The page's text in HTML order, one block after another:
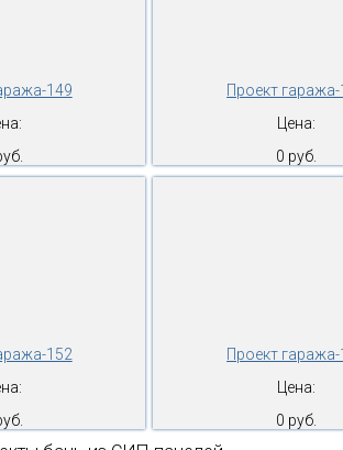
149
Проект
Цена:
0 руб.
152
Проект
Цена:
0 руб.